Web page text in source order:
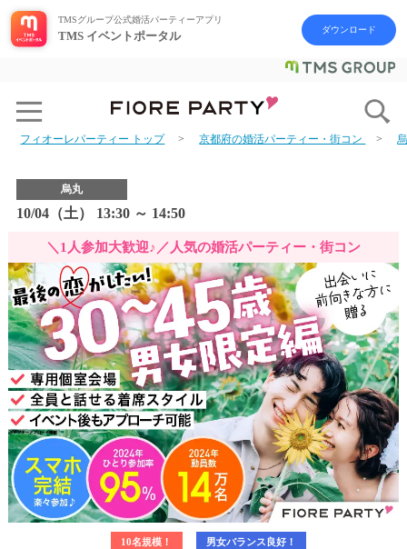
TMSグループ公式婚活パーティーアプリ
TMS イベントポータル ダウンロード
フィオーレパーティー トップ 京都府の婚活パーティー・街コン
烏丸
10/04（土） 13:30 ～ 14:50
＼1人参加大歓迎♪／人気の婚活パーティー・街コン
10名規模！ 男女バランス良好！